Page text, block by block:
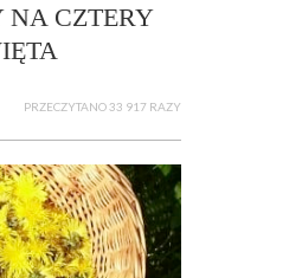
NA CZTERY
PRZECZYTANO 33 917 RAZY